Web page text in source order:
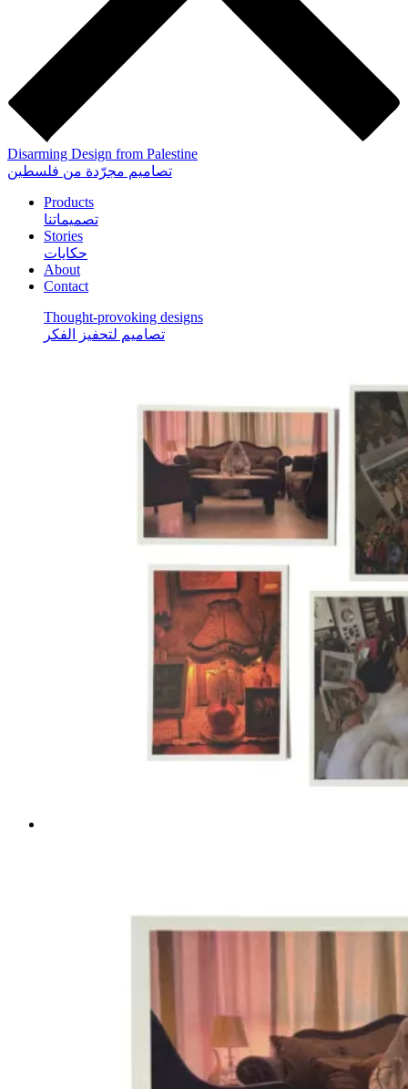
Disarming Design from Palestine
تصاميم مجرّدة من فلسطين
Products
تصميماتنا
Stories
حكايات
About
Contact
Thought-provoking designs
تصاميم لتحفيز الفكر